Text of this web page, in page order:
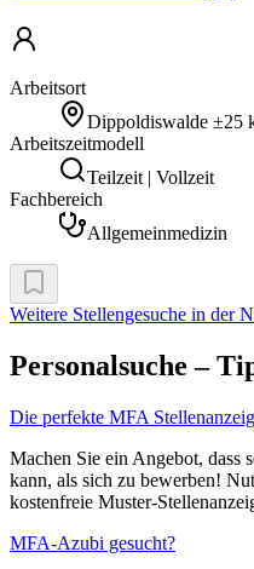
Arbeitsort
Dippoldiswalde ±25
Arbeitszeitmodell
Teilzeit | Vollzeit
Fachbereich
Allgemeinmedizin
Weitere Stellengesuche in der
Personalsuche –
Die perfekte MFA
Machen Sie ein Angebot, dass
kann, als sich zu bewerben!
kostenfreie Muster-
MFA-Azubi gesucht?